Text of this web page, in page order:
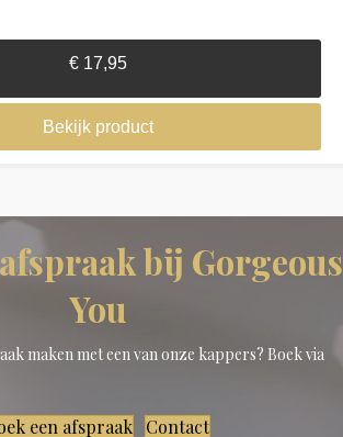
€17,95
Bekijk product
bij Gorgeous
You
maken met een van onze kappers? Boek via
een afspraak Contact